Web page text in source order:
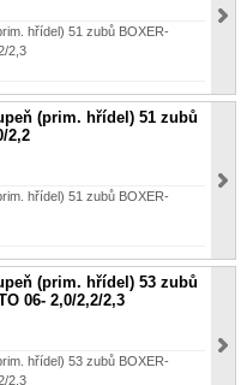
hřídel) 51 zubů BOXER-
2,3
(prim. hřídel) 51 zubů
2,2
hřídel) 51 zubů BOXER-
(prim. hřídel) 53 zubů
06- 2,0/2,2/2,3
hřídel) 53 zubů BOXER-
2,3